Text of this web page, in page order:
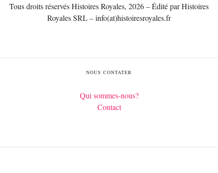
Tous droits réservés Histoires Royales, 2026 – Édité par Histoires
Royales SRL – info(at)histoiresroyales.fr
NOUS CONTATER
Qui sommes-nous?
Contact